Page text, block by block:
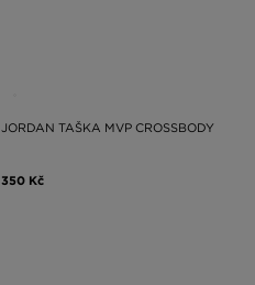
JORDAN TAŠKA MVP CROSSBODY
350 Kč